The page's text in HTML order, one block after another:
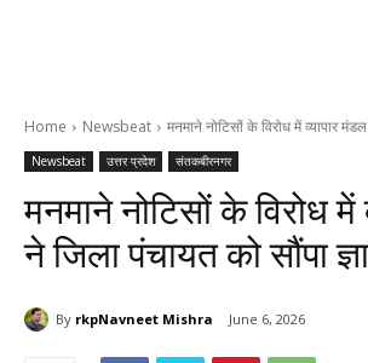
Home Newsbeat मनमाने नोटिसों के विरोध में व्यापार
Newsbeat उत्तर प्रदेश संतकबीरनगर
मनमाने नोटिसों के विरोध में
ने जिला पंचायत को सौंपा
By rkpNavneet Mishra June 6, 2026